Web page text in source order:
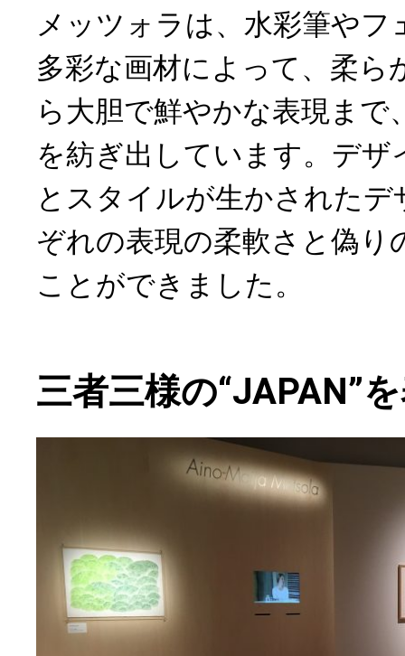
メッツォラは、水彩筆やフ
多彩な画材によって、柔ら
ら大胆で鮮やかな表現まで
を紡ぎ出しています。デザ
とスタイルが生かされた
ぞれの表現の柔軟さと偽り
ことができました。
三者三様の“JAPAN”